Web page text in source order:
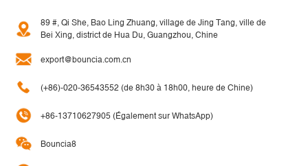
89 #, Qi She, Bao Ling Zhuang, village de Jing Tang, ville de
Bei Xing, district de Hua Du, Guangzhou, Chine
export@bouncia.com.cn
(+86)-020-36543552 (de 8h30 à 18h00, heure de Chine)
+86-13710627905 (Également sur WhatsApp)
Bouncia8